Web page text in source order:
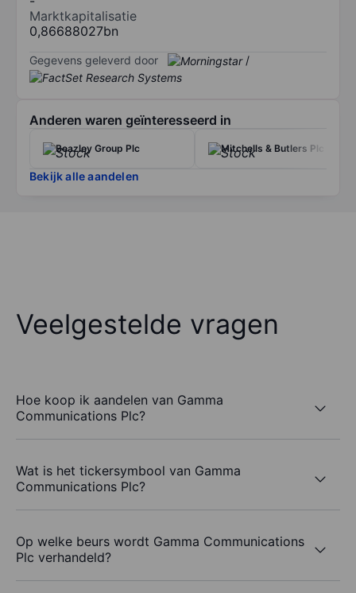
Marktkapitalisatie
0,86688027bn
Gegevens geleverd door /
Anderen waren geïnteresseerd in
Beazley Group Plc Mitchells & Butlers Plc
Bekijk alle aandelen
Veelgestelde vragen
Hoe koop ik aandelen van Gamma
Communications Plc?
Wat is het tickersymbool van Gamma
Communications Plc?
Op welke beurs wordt Gamma Communications
Plc verhandeld?